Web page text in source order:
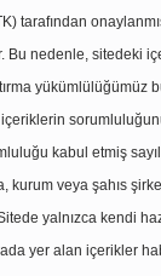
tarafından
Bu nedenle, sitedeki
yükümlülüğümüz
kabul etmiş
kurum veya şahıs
yalnızca kendi
yer alan içerikler